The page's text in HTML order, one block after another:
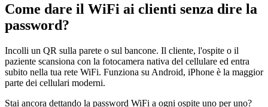
Come dare il WiFi ai clienti senza dire la
password?
Incolli un QR sulla parete o sul bancone. Il cliente, l'ospite o il
paziente scansiona con la fotocamera nativa del cellulare ed entra
subito nella tua rete WiFi. Funziona su Android, iPhone è la maggior
parte dei cellulari moderni.
Stai ancora dettando la password WiFi a ogni ospite uno per uno?